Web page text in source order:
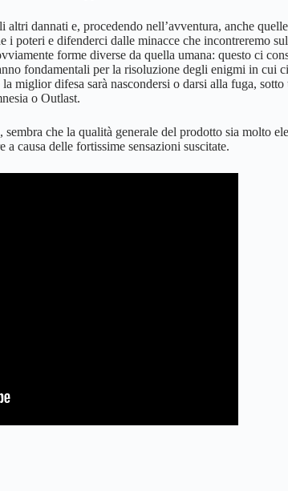
altri dannati e, procedendo nell’avventura, anche
i poteri e difenderci dalle minacce che incontreremo
forme diverse da quella umana: questo ci
fondamentali per la risoluzione degli enigmi in cui
miglior difesa sarà nascondersi o darsi alla fuga,
o Outlast.
che la qualità generale del prodotto sia molto
causa delle fortissime sensazioni suscitate.